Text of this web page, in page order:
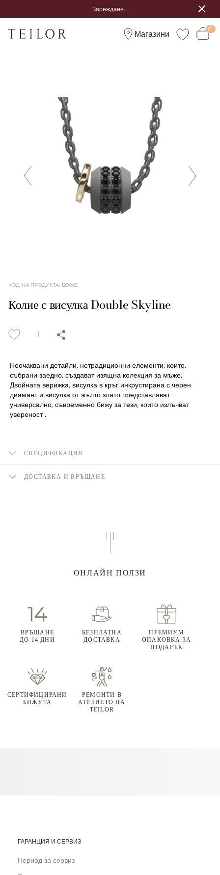
Зареждане...
Магазини
КОД НА ПРОДУКТА:125885
Колие с висулка Double Skyline
Неочаквани детайли, нетрадиционни елементи, които,
събрани заедно, създават изящна колекция за мъже.
Двойната верижка, висулка в кръг инкрустирана с черен
диамант и висулка от жълто злато представляват
универсално, съвременно бижу за тези, които излъчват
увереност .
СПЕЦИФИКАЦИЯ
ДОСТАВКА И ВРЪЩАНЕ
ОНЛАЙН ПОЛЗИ
ВРЪЩАНЕ
ДО 14 ДНИ
БЕЗПЛАТНА
ДОСТАВКА
ПРЕМИУМ
ОПАКОВКА ЗА
ПОДАРЪК
СЕРТИФИЦИРАНИ
БИЖУТА
РЕМОНТИ В
АТЕЛИЕТО НА
TEILOR
ГАРАНЦИЯ И СЕРВИЗ
Период за сервиз